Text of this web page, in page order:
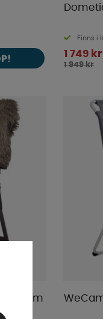
Finns i
1 749 kr
1 949 kr
cm